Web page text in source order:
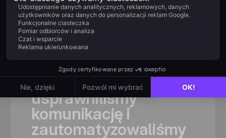
„DziękiPositiveUser
znacznie
rozszerzyliśmy
bazęodbiorców,a
jednocześnie
usprawniliśmy
komunikację i
zautomatyzowaliśmy